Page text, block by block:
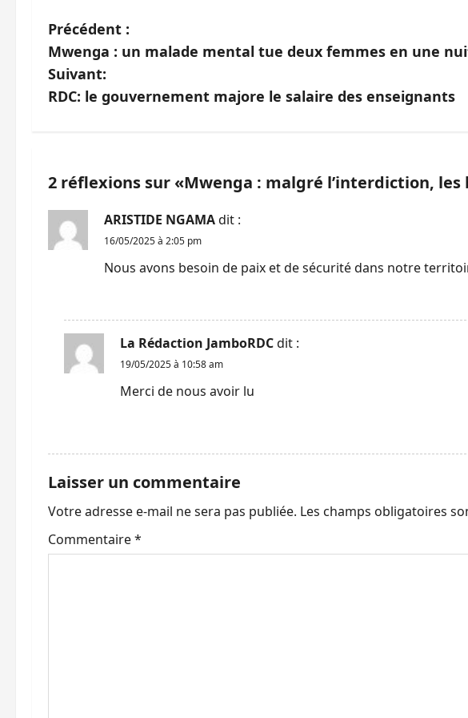
N
a
v
a
t
r
t
i
Précédent :
Mwenga : un malade mental tue deux femmes en une
Suivant:
RDC: le gouvernement majore le salaire des enseignants
2 réflexions sur «Mwenga : malgré l’interdiction,
ARISTIDE NGAMAdit :
16/05/2025 à 2:05 pm
Nous avons besoin de paix et de sécurité dans notre
La Rédaction JamboRDCdit :
19/05/2025 à 10:58 am
Merci de nous avoir lu
Laisser un commentaire
Votre adresse e-mail ne sera pas publiée. Les champs obligatoires
Commentaire*